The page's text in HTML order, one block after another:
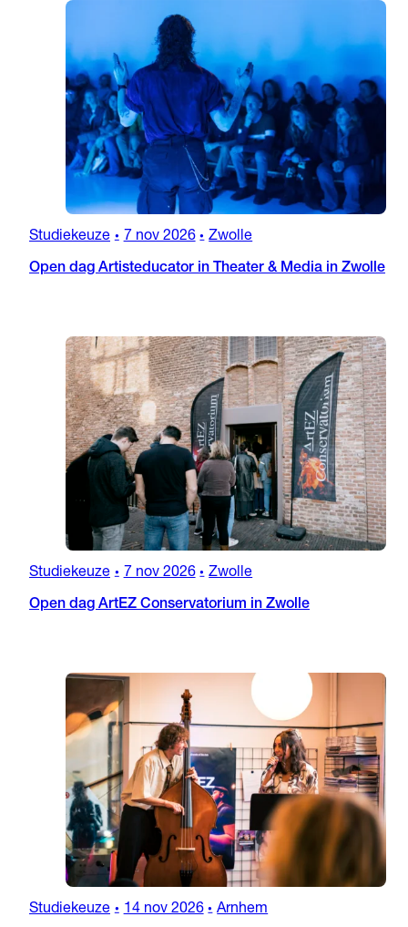
Studiekeuze • 7 nov 2026 • Zwolle
Open dag Artisteducator in Theater & Media in Zwolle
Studiekeuze • 7 nov 2026 • Zwolle
Open dag ArtEZ Conservatorium in Zwolle
Studiekeuze • 14 nov 2026 • Arnhem